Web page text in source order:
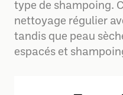
type de shampoing.
nettoyage régulier
tandis que peau
espacés et